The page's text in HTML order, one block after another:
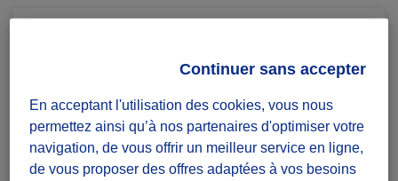
Association αωtonomia
Création du site web de notre
association
En acceptant l'utilisation des cookies, vous nous
permettez ainsi qu’à nos partenaires d'optimiser votre
navigation, de vous offrir un meilleur service en ligne,
de vous proposer des offres adaptées à vos besoins
Continuer sans accepter